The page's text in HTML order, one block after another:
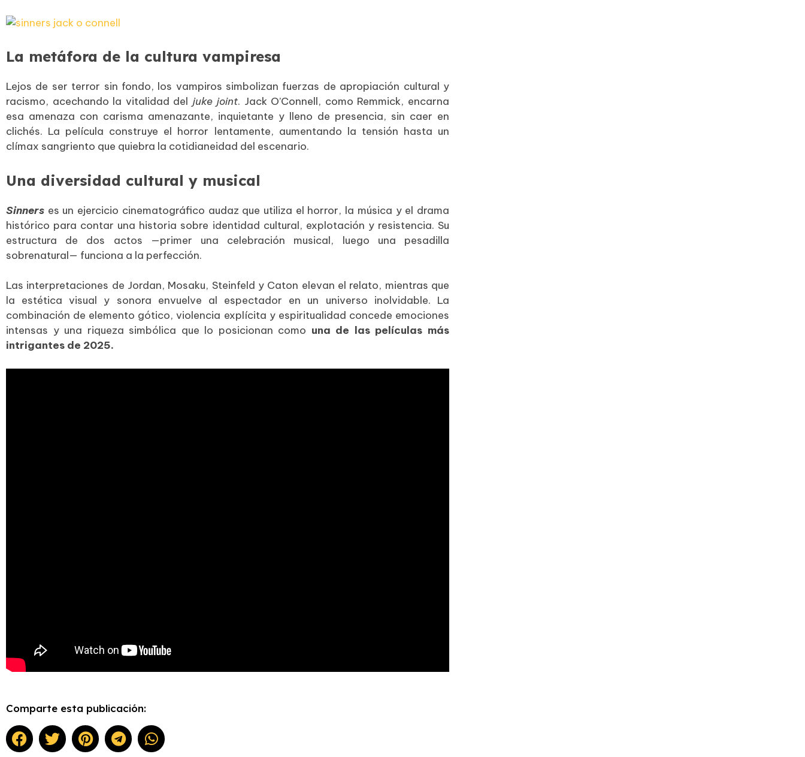
La metáfora de la cultura vampiresa
Lejos de ser terror sin fondo, los vampiros simbolizan fuerzas de apropiación cultural y
racismo, acechando la vitalidad del juke joint. Jack O’Connell, como Remmick, encarna
esa amenaza con carisma amenazante, inquietante y lleno de presencia, sin caer en
clichés. La película construye el horror lentamente, aumentando la tensión hasta un
clímax sangriento que quiebra la cotidianeidad del escenario.
Una diversidad cultural y musical
Sinners es un ejercicio cinematográfico audaz que utiliza el horror, la música y el drama
histórico para contar una historia sobre identidad cultural, explotación y resistencia. Su
estructura de dos actos —primer una celebración musical, luego una pesadilla
sobrenatural— funciona a la perfección.
Las interpretaciones de Jordan, Mosaku, Steinfeld y Caton elevan el relato, mientras que
la estética visual y sonora envuelve al espectador en un universo inolvidable. La
combinación de elemento gótico, violencia explícita y espiritualidad concede emociones
intensas y una riqueza simbólica que lo posicionan como una de las películas más
intrigantes de 2025.
Comparte esta publicación: